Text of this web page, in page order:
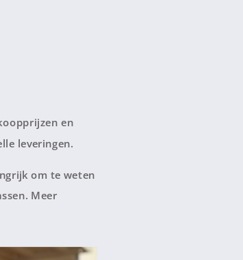
en
leveringen.
om te weten
Meer